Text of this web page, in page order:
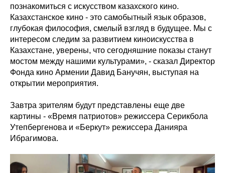
познакомиться с искусством казахского кино.
Казахстанское кино - это самобытный язык образов,
глубокая философия, смелый взгляд в будущее. Мы с
интересом следим за развитием киноискусства в
Казахстане, уверены, что сегодняшние показы станут
мостом между нашими культурами», - сказал Директор
Фонда кино Армении Давид Банучян, выступая на
открытии мероприятия.
Завтра зрителям будут представлены еще две
картины - «Время патриотов» режиссера Серикбола
Утепбергенова и «Беркут» режиссера Данияра
Ибрагимова.